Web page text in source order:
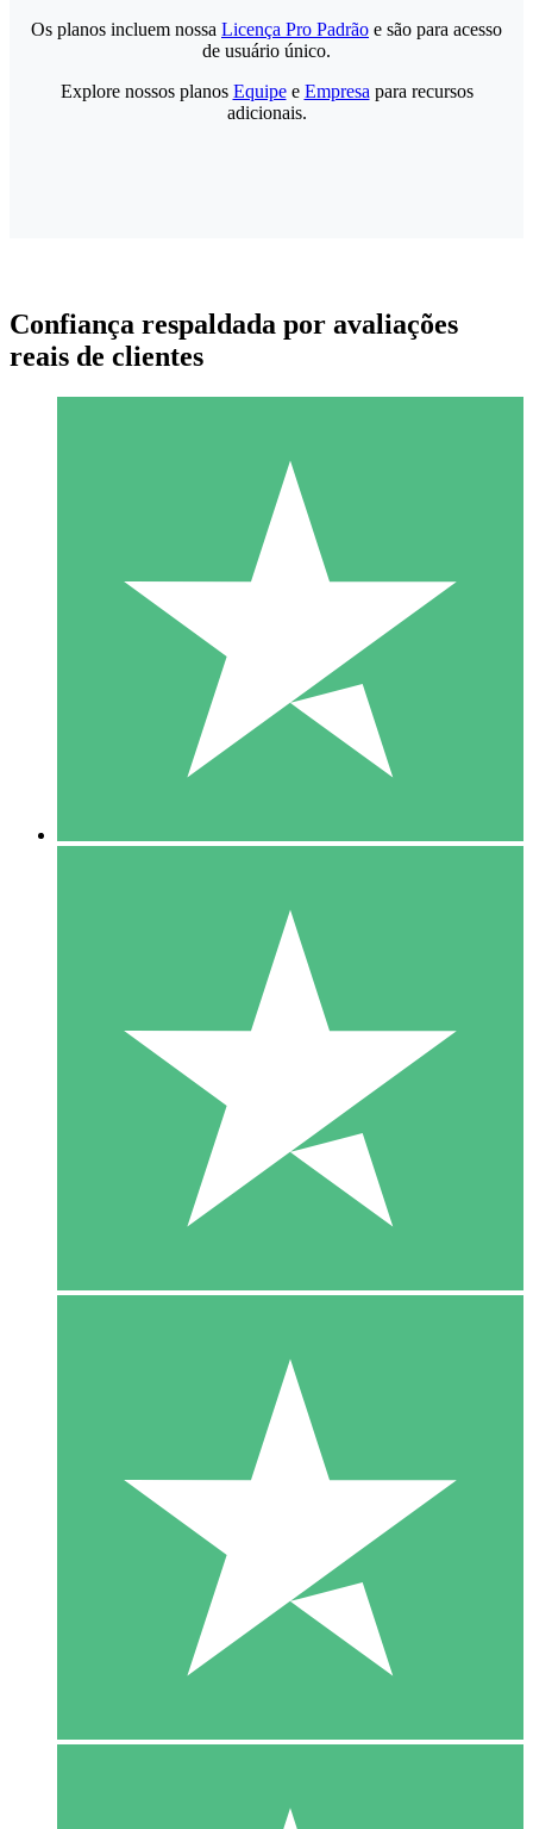
Pacotes de Créditos Individuais
Pague conforme o uso com créditos de download. Sem
1000
10 Downloads
20 00
Os planos incluem nossa Licença Pro Padrão e são para acesso
de usuário único.
Explore nossos planos Equipee Empresa para recursos
adicionais.
Confiança respaldada por avaliações
reais de clientes